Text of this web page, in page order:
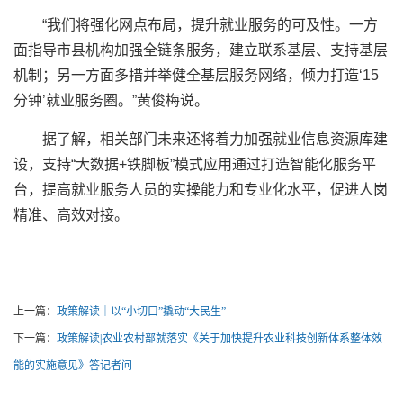
“我们将强化网点布局，提升就业服务的可及性。一方
面指导市县机构加强全链条服务，建立联系基层、支持基层
机制；另一方面多措并举健全基层服务网络，倾力打造‘15
分钟’就业服务圈。”黄俊梅说。
据了解，相关部门未来还将着力加强就业信息资源库建
设，支持“大数据+铁脚板”模式应用通过打造智能化服务平
台，提高就业服务人员的实操能力和专业化水平，促进人岗
精准、高效对接。
上一篇： 政策解读｜以“小切口”撬动“大民生”
下一篇： 政策解读|农业农村部就落实《关于加快提升农业科技创新体系整体效
能的实施意见》答记者问